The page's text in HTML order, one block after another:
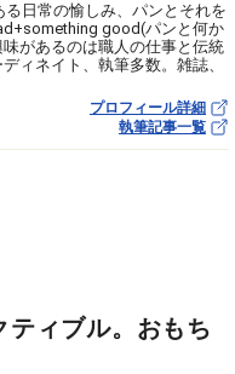
日常の愉しみ、パンとそれを
good(パンと何か
があるのは職人の仕事と伝統
ィネイト、執筆多数。雑誌、
プロフィール詳細
執筆記事一覧
ティブル。おもち